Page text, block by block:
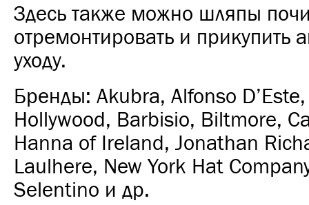
Здесь также можно шляпы
отремонтировать и прикупить
уходу.
Бренды: Akubra, Alfonso
Hollywood, Barbisio, Biltmore,
Hanna of Ireland, Jonathan
Laulhere, New York Hat
Selentino и др.